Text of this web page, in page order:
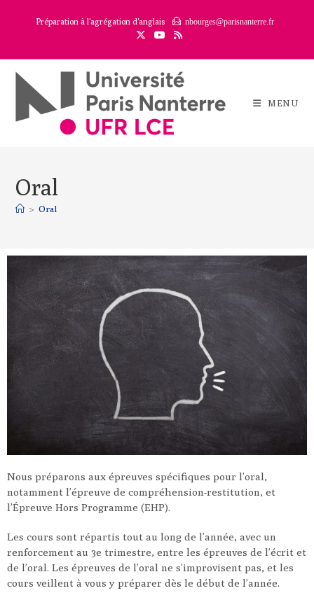
Préparation à l'agrégation d'anglais nbourges@parisnanterre.fr
MENU
Oral
> Oral
Nous préparons aux épreuves spécifiques pour l’oral,
notamment l’épreuve de compréhension-restitution, et
l’Épreuve Hors Programme (EHP).
Les cours sont répartis tout au long de l’année, avec un
renforcement au 3e trimestre, entre les épreuves de l’écrit et
de l’oral. Les épreuves de l’oral ne s’improvisent pas, et les
cours veillent à vous y préparer dès le début de l’année.